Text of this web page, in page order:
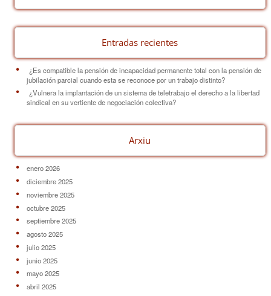
k
Entradas recientes
¿Es compatible la pensión de incapacidad permanente total con la pensión de
jubilación parcial cuando esta se reconoce por un trabajo distinto?
¿Vulnera la implantación de un sistema de teletrabajo el derecho a la libertad
sindical en su vertiente de negociación colectiva?
Arxiu
enero 2026
diciembre 2025
noviembre 2025
octubre 2025
septiembre 2025
agosto 2025
julio 2025
junio 2025
mayo 2025
abril 2025